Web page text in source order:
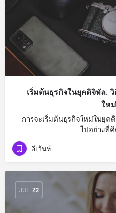
เริ่มต้นธุรกิจในยุคดิจิทัล:
ใหม่
การจะเริ่มต้นธุรกิจใหม่ในยุค
ไปอย่างที่
อีเว้นท์
JUL 22